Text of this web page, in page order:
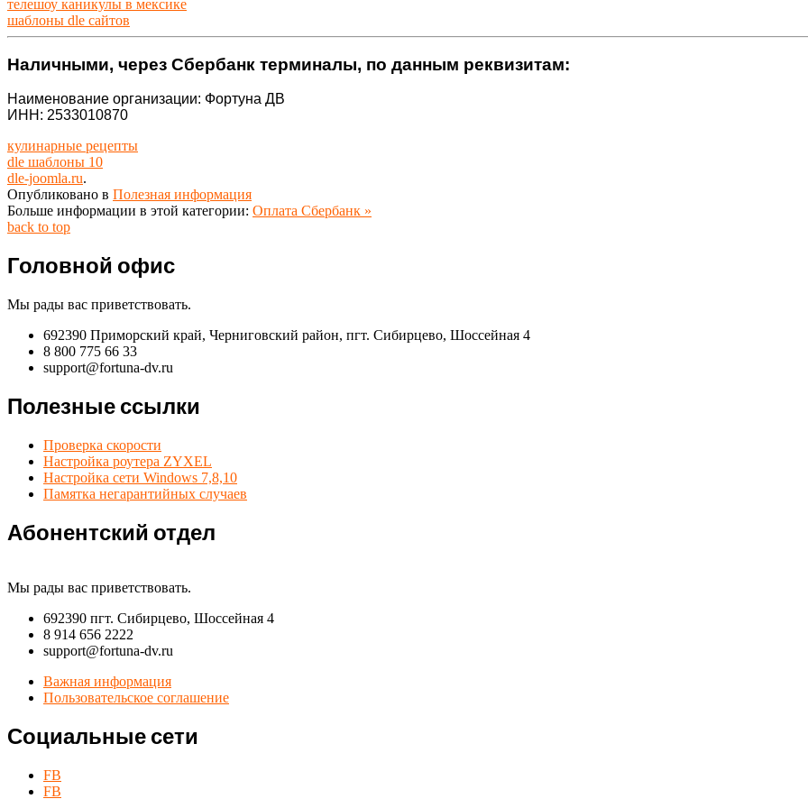
телешоу каникулы в мексике
шаблоны dle сайтов
Наличными, через Сбербанк терминалы, по данным реквизитам:
Наименование организации: Фортуна ДВ
ИНН: 2533010870
кулинарные рецепты
dle шаблоны 10
dle-joomla.ru.
Опубликовано в Полезная информация
Больше информации в этой категории: Оплата Сбербанк »
back to top
Головной офис
Мы рады вас приветствовать.
692390 Приморский край, Черниговский район, пгт. Сибирцево, Шоссейная 4
8 800 775 66 33
support@fortuna-dv.ru
Полезные ссылки
Проверка скорости
Настройка роутера ZYXEL
Настройка сети Windows 7,8,10
Памятка негарантийных случаев
Абонентский отдел
Мы рады вас приветствовать.
692390 пгт. Сибирцево, Шоссейная 4
8 914 656 2222
support@fortuna-dv.ru
Важная информация
Пользовательское соглашение
Социальные сети
FB
FB